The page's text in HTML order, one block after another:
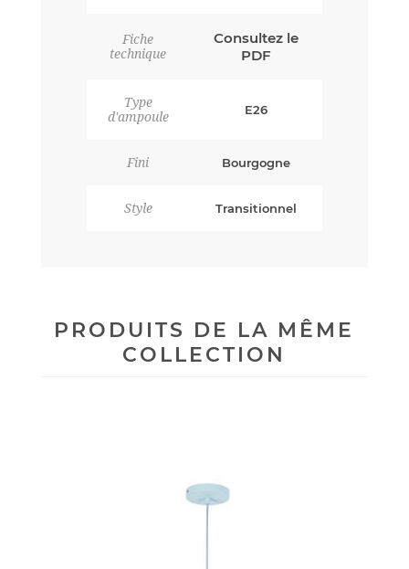
Fiche
technique
Consultez le
PDF
Type
d'ampoule
E26
Fini Bourgogne
Style Transitionnel
PRODUITS DE LA MÊME
COLLECTION